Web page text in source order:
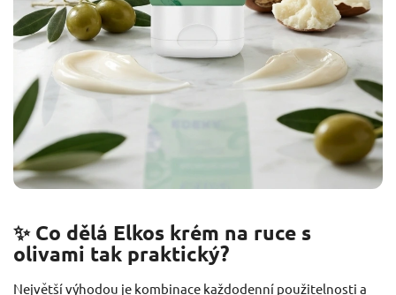
✨ Co dělá Elkos krém na ruce s
olivami tak praktický?
Největší výhodou je kombinace každodenní použitelnosti a